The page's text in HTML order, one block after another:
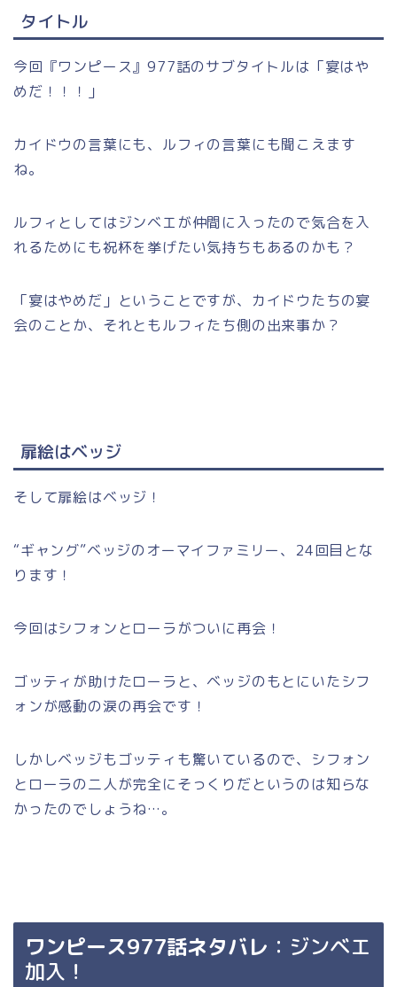
タイトル
今回『ワンピース』977話のサブタイトルは「宴はや
めだ！！！」
カイドウの言葉にも、ルフィの言葉にも聞こえます
ね。
ルフィとしてはジンベエが仲間に入ったので気合を入
れるためにも祝杯を挙げたい気持ちもあるのかも？
「宴はやめだ」ということですが、カイドウたちの宴
会のことか、それともルフィたち側の出来事か？
扉絵はベッジ
そして扉絵はベッジ！
“ギャング”ベッジのオーマイファミリー、24回目とな
ります！
今回はシフォンとローラがついに再会！
ゴッティが助けたローラと、ベッジのもとにいたシフ
ォンが感動の涙の再会です！
しかしベッジもゴッティも驚いているので、シフォン
とローラの二人が完全にそっくりだというのは知らな
かったのでしょうね…。
ワンピース977話ネタバレ ：ジンベエ
加入！